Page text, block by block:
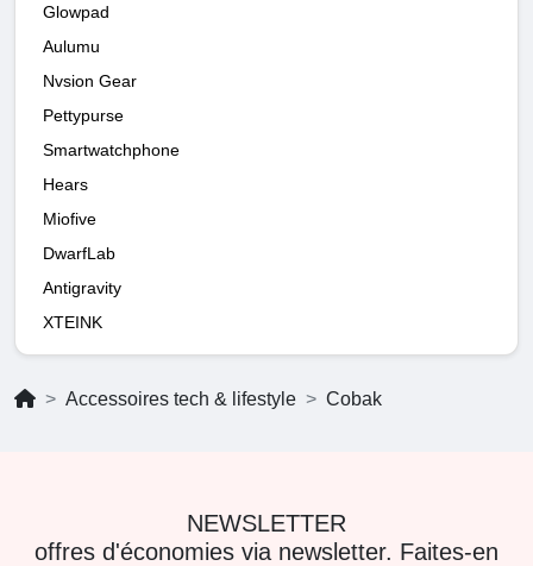
Glowpad
Aulumu
Nvsion Gear
Pettypurse
Smartwatchphone
Hears
Miofive
DwarfLab
Antigravity
XTEINK
Accessoires tech & lifestyle Cobak
NEWSLETTER
offres d'économies via newsletter. Faites-en